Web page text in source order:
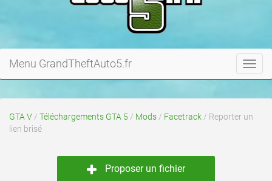
Menu GrandTheftAuto5.fr
GTA V / Téléchargements GTA 5 / Mods / Facetrack / Reporter un
lien brisé
Proposer un fichier